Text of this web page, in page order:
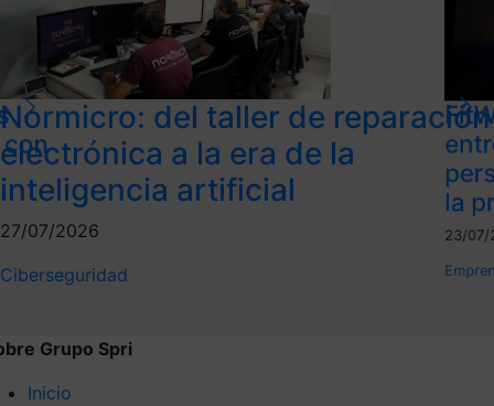
Normicro: del taller de reparación
electrónica a la era de la
inteligencia artificial
27/07/2026
Ciberseguridad
la
23/07/
Grupo Spri
Inicio